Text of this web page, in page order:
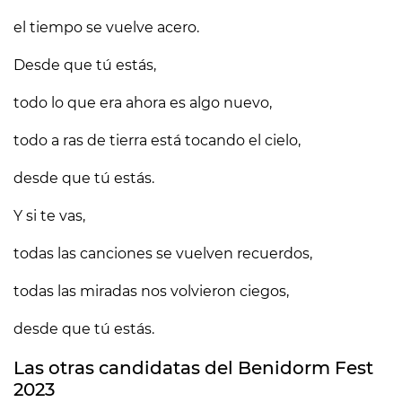
el tiempo se vuelve acero.
Desde que tú estás,
todo lo que era ahora es algo nuevo,
todo a ras de tierra está tocando el cielo,
desde que tú estás.
Y si te vas,
todas las canciones se vuelven recuerdos,
todas las miradas nos volvieron ciegos,
desde que tú estás.
Las otras candidatas del Benidorm Fest
2023